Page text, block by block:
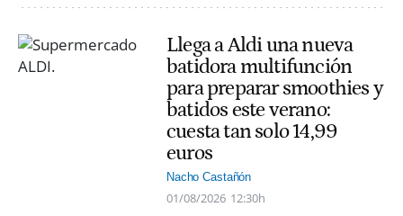
Llega a Aldi una nueva
batidora multifunción
para preparar smoothies y
batidos este verano:
cuesta tan solo 14,99
euros
Nacho Castañón
01/08/2026 12:30h